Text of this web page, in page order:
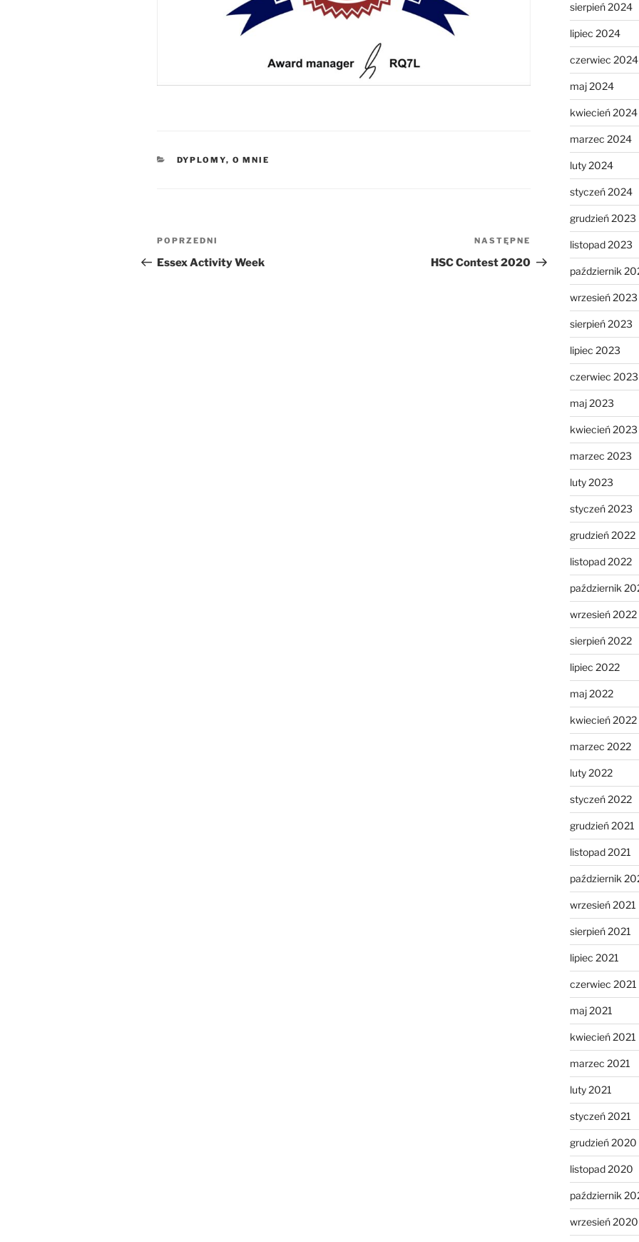
KATEGORIE
DYPLOMY, O MNIE
Nawigacja
wpisu
Poprzedni
wpis
POPRZEDNI
Essex Activity Week
Następny
wpis
NASTĘPNE
HSC Contest 2020
sierpień 2024
lipiec 2024
czerwiec 2024
maj 2024
kwiecień 2024
marzec 2024
luty 2024
styczeń 2024
grudzień 2023
listopad 2023
październik
wrzesień 2023
sierpień 2023
lipiec 2023
czerwiec 2023
maj 2023
kwiecień 2023
marzec 2023
luty 2023
styczeń 2023
grudzień 2022
listopad 2022
październik
wrzesień 2022
sierpień 2022
lipiec 2022
maj 2022
kwiecień 2022
marzec 2022
luty 2022
styczeń 2022
grudzień 2021
listopad 2021
październik
wrzesień 2021
sierpień 2021
lipiec 2021
czerwiec 2021
maj 2021
kwiecień 2021
marzec 2021
luty 2021
styczeń 2021
grudzień 2020
listopad 2020
październik
wrzesień 2020